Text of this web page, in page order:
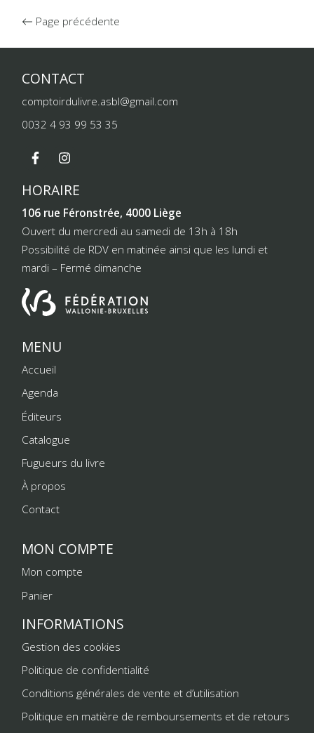
Page précédente
CONTACT
comptoirdulivre.asbl@gmail.com
0032 4 93 99 53 35
HORAIRE
106 rue Féronstrée, 4000 Liège
Ouvert du mercredi au samedi de 13h à 18h
Possibilité de RDV en matinée ainsi que les lundi et
mardi – Fermé dimanche
MENU
Accueil
Agenda
Éditeurs
Catalogue
Fugueurs du livre
À propos
Contact
MON COMPTE
Mon compte
Panier
INFORMATIONS
Gestion des cookies
Politique de confidentialité
Conditions générales de vente et d’utilisation
Politique en matière de remboursements et de retours